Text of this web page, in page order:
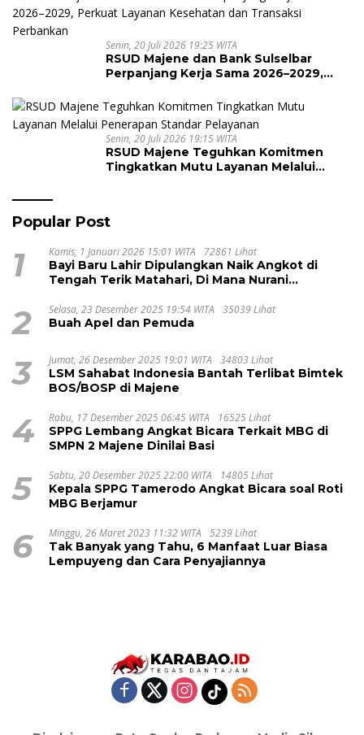
Senin, 20 Juli 2026 19:25 WITA
RSUD Majene dan Bank Sulselbar
Perpanjang Kerja Sama 2026–2029,
Transaksi Perbankan
Senin, 20 Juli 2026 19:15 WITA
RSUD Majene Teguhkan Komitmen
Tingkatkan Mutu Layanan Melalui
Popular Post
1 Kamis, 1 Januari 2026 15:01 WITA 72861 Lihat
Bayi Baru Lahir Dipulangkan Naik Angkot di
Tengah Terik Matahari, Di Mana Nurani
2 Selasa, 23 Desember 2025 19:54 WITA 35039 Lihat
Buah Apel dan Pemuda
3 Jumat, 26 Desember 2025 19:01 WITA 34803 Lihat
LSM Sahabat Indonesia Bantah Terlibat Bimtek
BOS/BOSP di Majene
4 Rabu, 17 Desember 2025 06:45 WITA 16525 Lihat
SPPG Lembang Angkat Bicara Terkait MBG di
SMPN 2 Majene Dinilai Basi
5 Sabtu, 20 Desember 2025 22:00 WITA 14805 Lihat
Kepala SPPG Tamerodo Angkat Bicara soal Roti
MBG Berjamur
6 Minggu, 26 Maret 2023 11:32 WITA 5239 Lihat
Tak Banyak yang Tahu, 6 Manfaat Luar Biasa
Lempuyeng dan Cara Penyajiannya